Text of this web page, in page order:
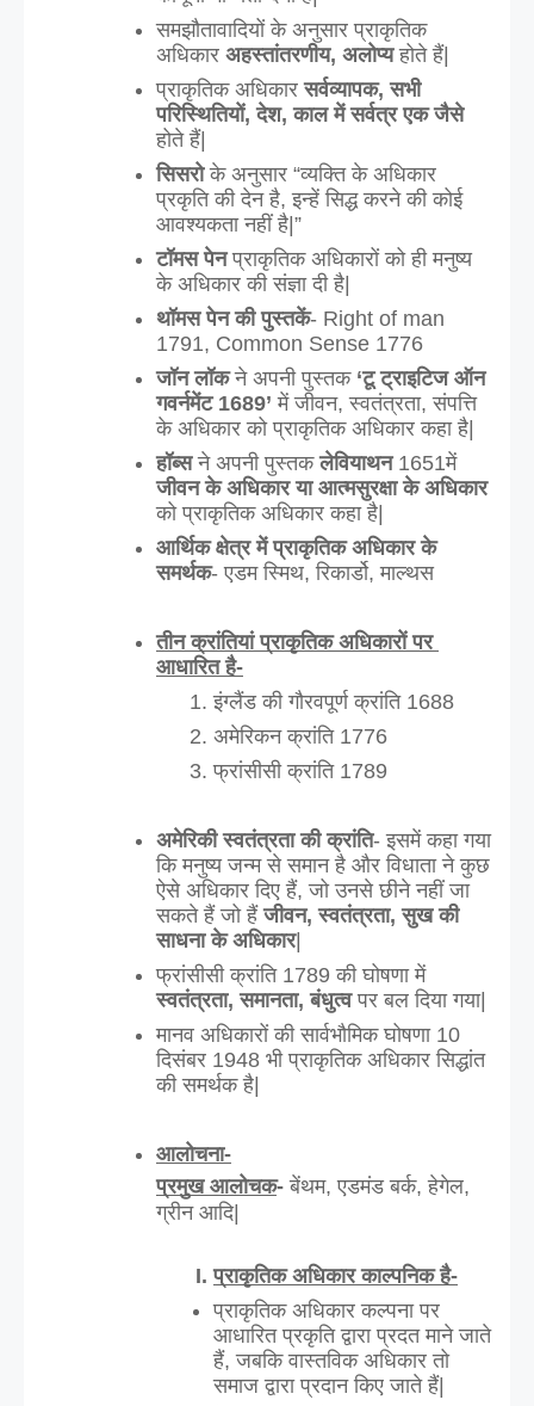
समझौतावादियों के अनुसार प्राकृतिक
अधिकार अहस्तांतरणीय, अलोप्य होते हैं|
प्राकृतिक अधिकार सर्वव्यापक, सभी
परिस्थितियों, देश, काल में सर्वत्र एक जैसे
होते हैं|
सिसरो के अनुसार “व्यक्ति के अधिकार
प्रकृति की देन है, इन्हें सिद्ध करने की कोई
आवश्यकता नहीं है|”
टॉमस पेन प्राकृतिक अधिकारों को ही मनुष्य
के अधिकार की संज्ञा दी है|
थॉमस पेन की पुस्तकें- Right of man
1791, Common Sense 1776
जॉन लॉक ने अपनी पुस्तक ‘टू ट्राइटिज ऑन
गवर्नमेंट 1689’ में जीवन, स्वतंत्रता, संपत्ति
के अधिकार को प्राकृतिक अधिकार कहा है|
हॉब्स ने अपनी पुस्तक लेवियाथन
1651में
जीवन के अधिकार या आत्मसुरक्षा के अधिकार
को प्राकृतिक अधिकार कहा है|
आर्थिक क्षेत्र में प्राकृतिक अधिकार के
समर्थक- एडम स्मिथ, रिकार्डो, माल्थस
तीन क्रांतियां प्राकृतिक अधिकारों पर
आधारित है-
इंग्लैंड की गौरवपूर्ण क्रांति 1688
अमेरिकन क्रांति 1776
फ्रांसीसी क्रांति 1789
अमेरिकी स्वतंत्रता की क्रांति- इसमें कहा गया
कि मनुष्य जन्म से समान है और विधाता ने कुछ
ऐसे अधिकार दिए हैं, जो उनसे छीने नहीं जा
सकते हैं जो हैं जीवन, स्वतंत्रता, सुख की
साधना के अधिकार|
फ्रांसीसी क्रांति 1789 की घोषणा में
स्वतंत्रता, समानता, बंधुत्व पर बल दिया गया|
मानव अधिकारों की सार्वभौमिक घोषणा 10
दिसंबर 1948 भी प्राकृतिक अधिकार सिद्धांत
की समर्थक है|
आलोचना-
प्रमुख आलोचक- बेंथम, एडमंड बर्क, हेगेल,
ग्रीन आदि|
प्राकृतिक अधिकार काल्पनिक है-
प्राकृतिक अधिकार कल्पना पर
आधारित प्रकृति द्वारा प्रदत माने जाते
हैं, जबकि वास्तविक अधिकार तो
समाज द्वारा प्रदान किए जाते हैं|